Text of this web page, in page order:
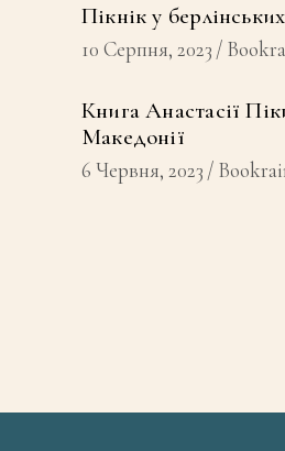
Пікнік у
10 Серпня, 2023
Книга Анастасії
Македонії
6 Червня, 2023